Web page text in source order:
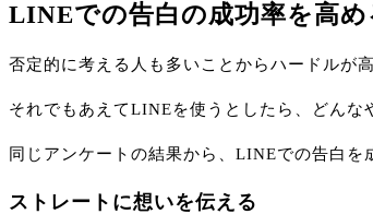
LINEでの告白の成功率を高
否定的に考える人も多いことからハードルが
それでもあえてLINEを使うとしたら、どんな
同じアンケートの結果から、LINEでの告白を
ストレートに想いを伝える